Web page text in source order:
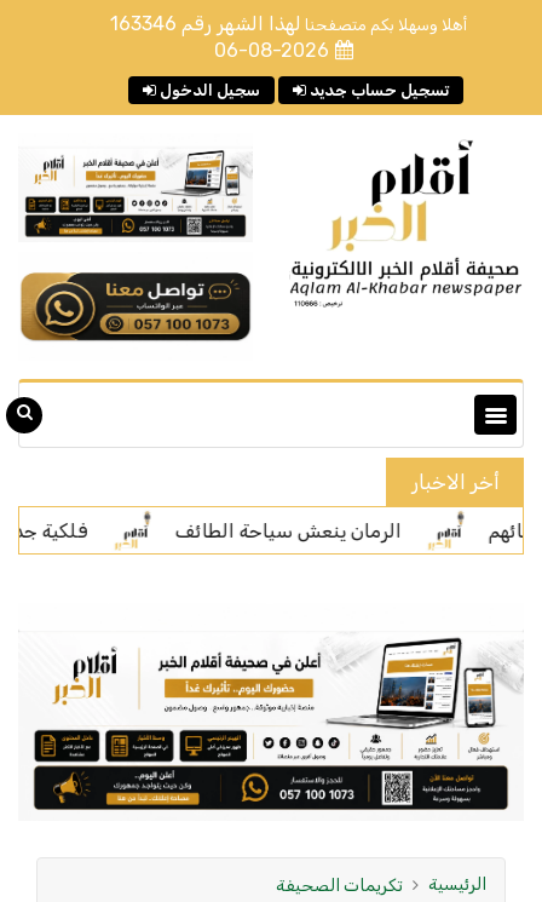
أهلا وسهلا بكم متصفحنا لهذا الشهر رقم 163346
06-08-2026
سجيل الدخول تسجيل حساب جديد
أخر الاخبار
الرمان ينعش سياحة الطائف فلكية جدة: الليلة
الرئيسية
تكريمات الصحيفة